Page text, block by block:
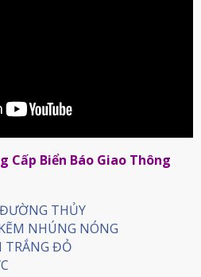
Cấp Biển Báo Giao Thông
THỦY
NHÚNG NÓNG
TRẮNG ĐỎ